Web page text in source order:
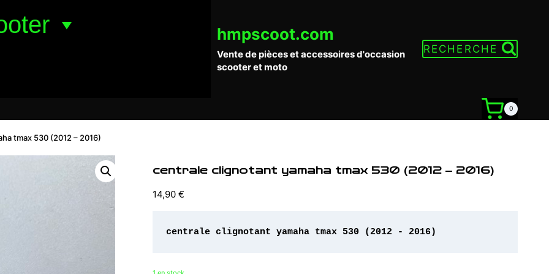
hmpscoot.com
Vente de pièces et accessoires d'occasion
scooter et moto
RECHERCHE
0
tmax 530 (2012 – 2016)
centrale clignotant yamaha tmax 530 (2012 – 2016)
14,90 €
centrale clignotant yamaha tmax 530 (2012 - 2016)